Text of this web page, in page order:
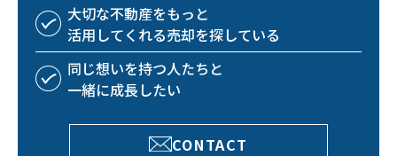
大切な不動産をもっと
活用してくれる売却を探している
同じ想いを持つ人たちと
一緒に成長したい
CONTACT